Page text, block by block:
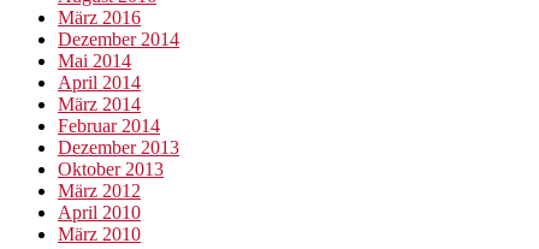
März 2016
Dezember 2014
Mai 2014
April 2014
März 2014
Februar 2014
Dezember 2013
Oktober 2013
März 2012
April 2010
März 2010